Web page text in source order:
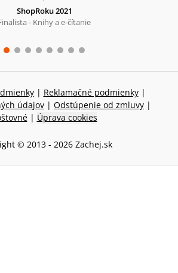
ShopRoku 2021
- Knihy a e-čítanie
| Reklamačné podmienky |
údajov | Odstúpenie od zmluvy |
| Úprava cookies
© 2013 - 2026 Zachej.sk